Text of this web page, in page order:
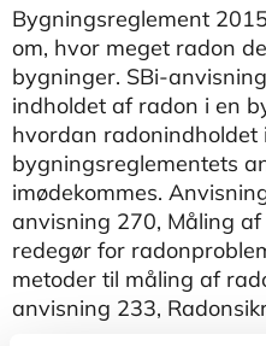
Bygningsreglement
om, hvor meget radon
bygninger. SBi-
indholdet af radon i en
hvordan radonindholdet
bygningsreglementets
imødekommes.
anvisning 270, Måling
redegør for
metoder til måling af
anvisning 233,